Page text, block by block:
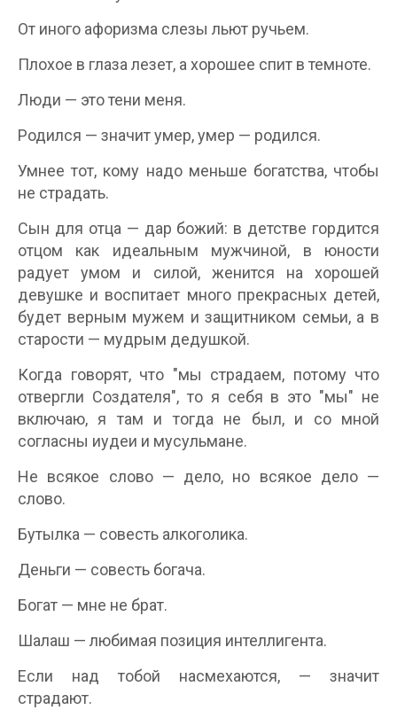
От иного афоризма слезы льют ручьем.
Плохое в глаза лезет, а хорошее спит в темноте.
Люди — это тени меня.
Родился — значит умер, умер — родился.
Умнее тот, кому надо меньше богатства, чтобы
не страдать.
Сын для отца — дар божий: в детстве гордится
отцом как идеальным мужчиной, в юности
радует умом и силой, женится на хорошей
девушке и воспитает много прекрасных детей,
будет верным мужем и защитником семьи, а в
старости — мудрым дедушкой.
Когда говорят, что "мы страдаем, потому что
отвергли Создателя", то я себя в это "мы" не
включаю, я там и тогда не был, и со мной
согласны иудеи и мусульмане.
Не всякое слово — дело, но всякое дело —
слово.
Бутылка — совесть алкоголика.
Деньги — совесть богача.
Богат — мне не брат.
Шалаш — любимая позиция интеллигента.
Если над тобой насмехаются, — значит
страдают.